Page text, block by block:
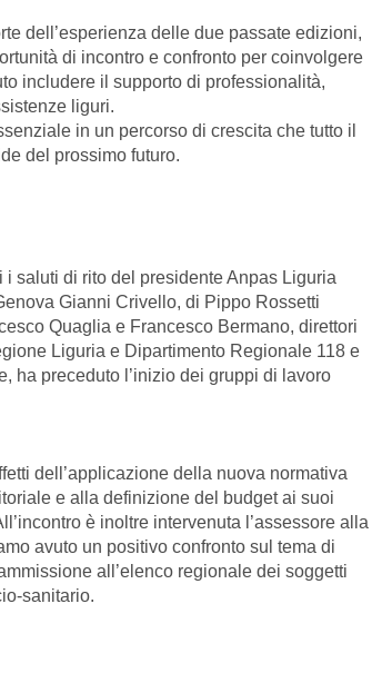
dell’esperienza delle due passate edizioni,
di incontro e confronto per coinvolgere
includere il supporto di professionalità,
liguri.
in un percorso di crescita che tutto il
del prossimo futuro.
saluti di rito del presidente Anpas Liguria
Gianni Crivello, di Pippo Rossetti
Quaglia e Francesco Bermano, direttori
Liguria e Dipartimento Regionale 118 e
ha preceduto l’inizio dei gruppi di lavoro
dell’applicazione della nuova normativa
e alla definizione del budget ai suoi
è inoltre intervenuta l’assessore alla
avuto un positivo confronto sul tema di
all’elenco regionale dei soggetti
sanitario.